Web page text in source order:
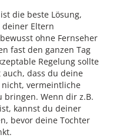
die beste Lösung,
Eltern
ohne Fernseher
fast den ganzen Tag
Regelung sollte
dass du deine
vermeintliche
bringen. Wenn dir z.B.
kannst du deiner
bevor deine Tochter